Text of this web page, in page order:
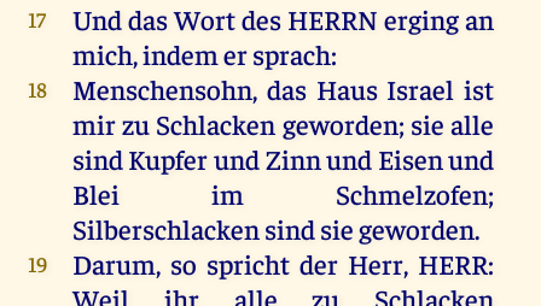
17 UnddasWortdes HERRN ergingan
mich,indemersprach:
18 Menschensohn, das Haus Israel ist
mirzu Schlacken geworden; sie alle
sindKupferundZinnund Eisenund
Blei
im Schmelzofen;
Silberschlackensindsiegeworden.
19 Darum, so spricht der Herr, HERR:
Weil
ihr alle zu
Schlacken